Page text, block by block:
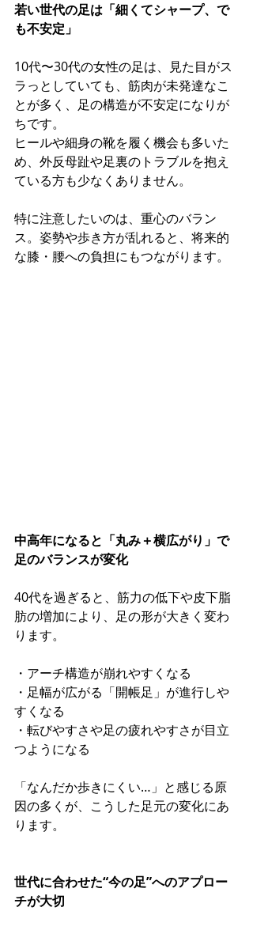
若い世代の足は「細くてシャープ、で
も不安定」
10代〜30代の女性の足は、見た目がス
ラっとしていても、筋肉が未発達なこ
とが多く、足の構造が不安定になりが
ちです。
ヒールや細身の靴を履く機会も多いた
め、外反母趾や足裏のトラブルを抱え
ている方も少なくありません。
特に注意したいのは、重心のバラン
ス。姿勢や歩き方が乱れると、将来的
な膝・腰への負担にもつながります。
中高年になると「丸み＋横広がり」で
足のバランスが変化
40代を過ぎると、筋力の低下や皮下脂
肪の増加により、足の形が大きく変わ
ります。
・アーチ構造が崩れやすくなる
・足幅が広がる「開帳足」が進行しや
すくなる
・転びやすさや足の疲れやすさが目立
つようになる
「なんだか歩きにくい…」と感じる原
因の多くが、こうした足元の変化にあ
ります。
世代に合わせた“今の足”へのアプロー
チが大切